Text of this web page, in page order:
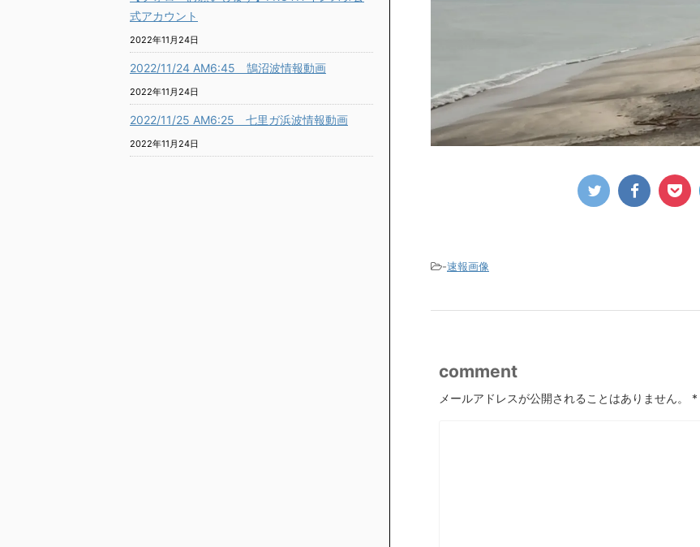
-速報画像
comment
メールアドレスが公開されることはありません。 *
式アカウント
2022年11月24日
2022/11/24 AM6:45 鵠沼波情報動画
2022年11月24日
2022/11/25 AM6:25 七里ガ浜波情報動画
2022年11月24日